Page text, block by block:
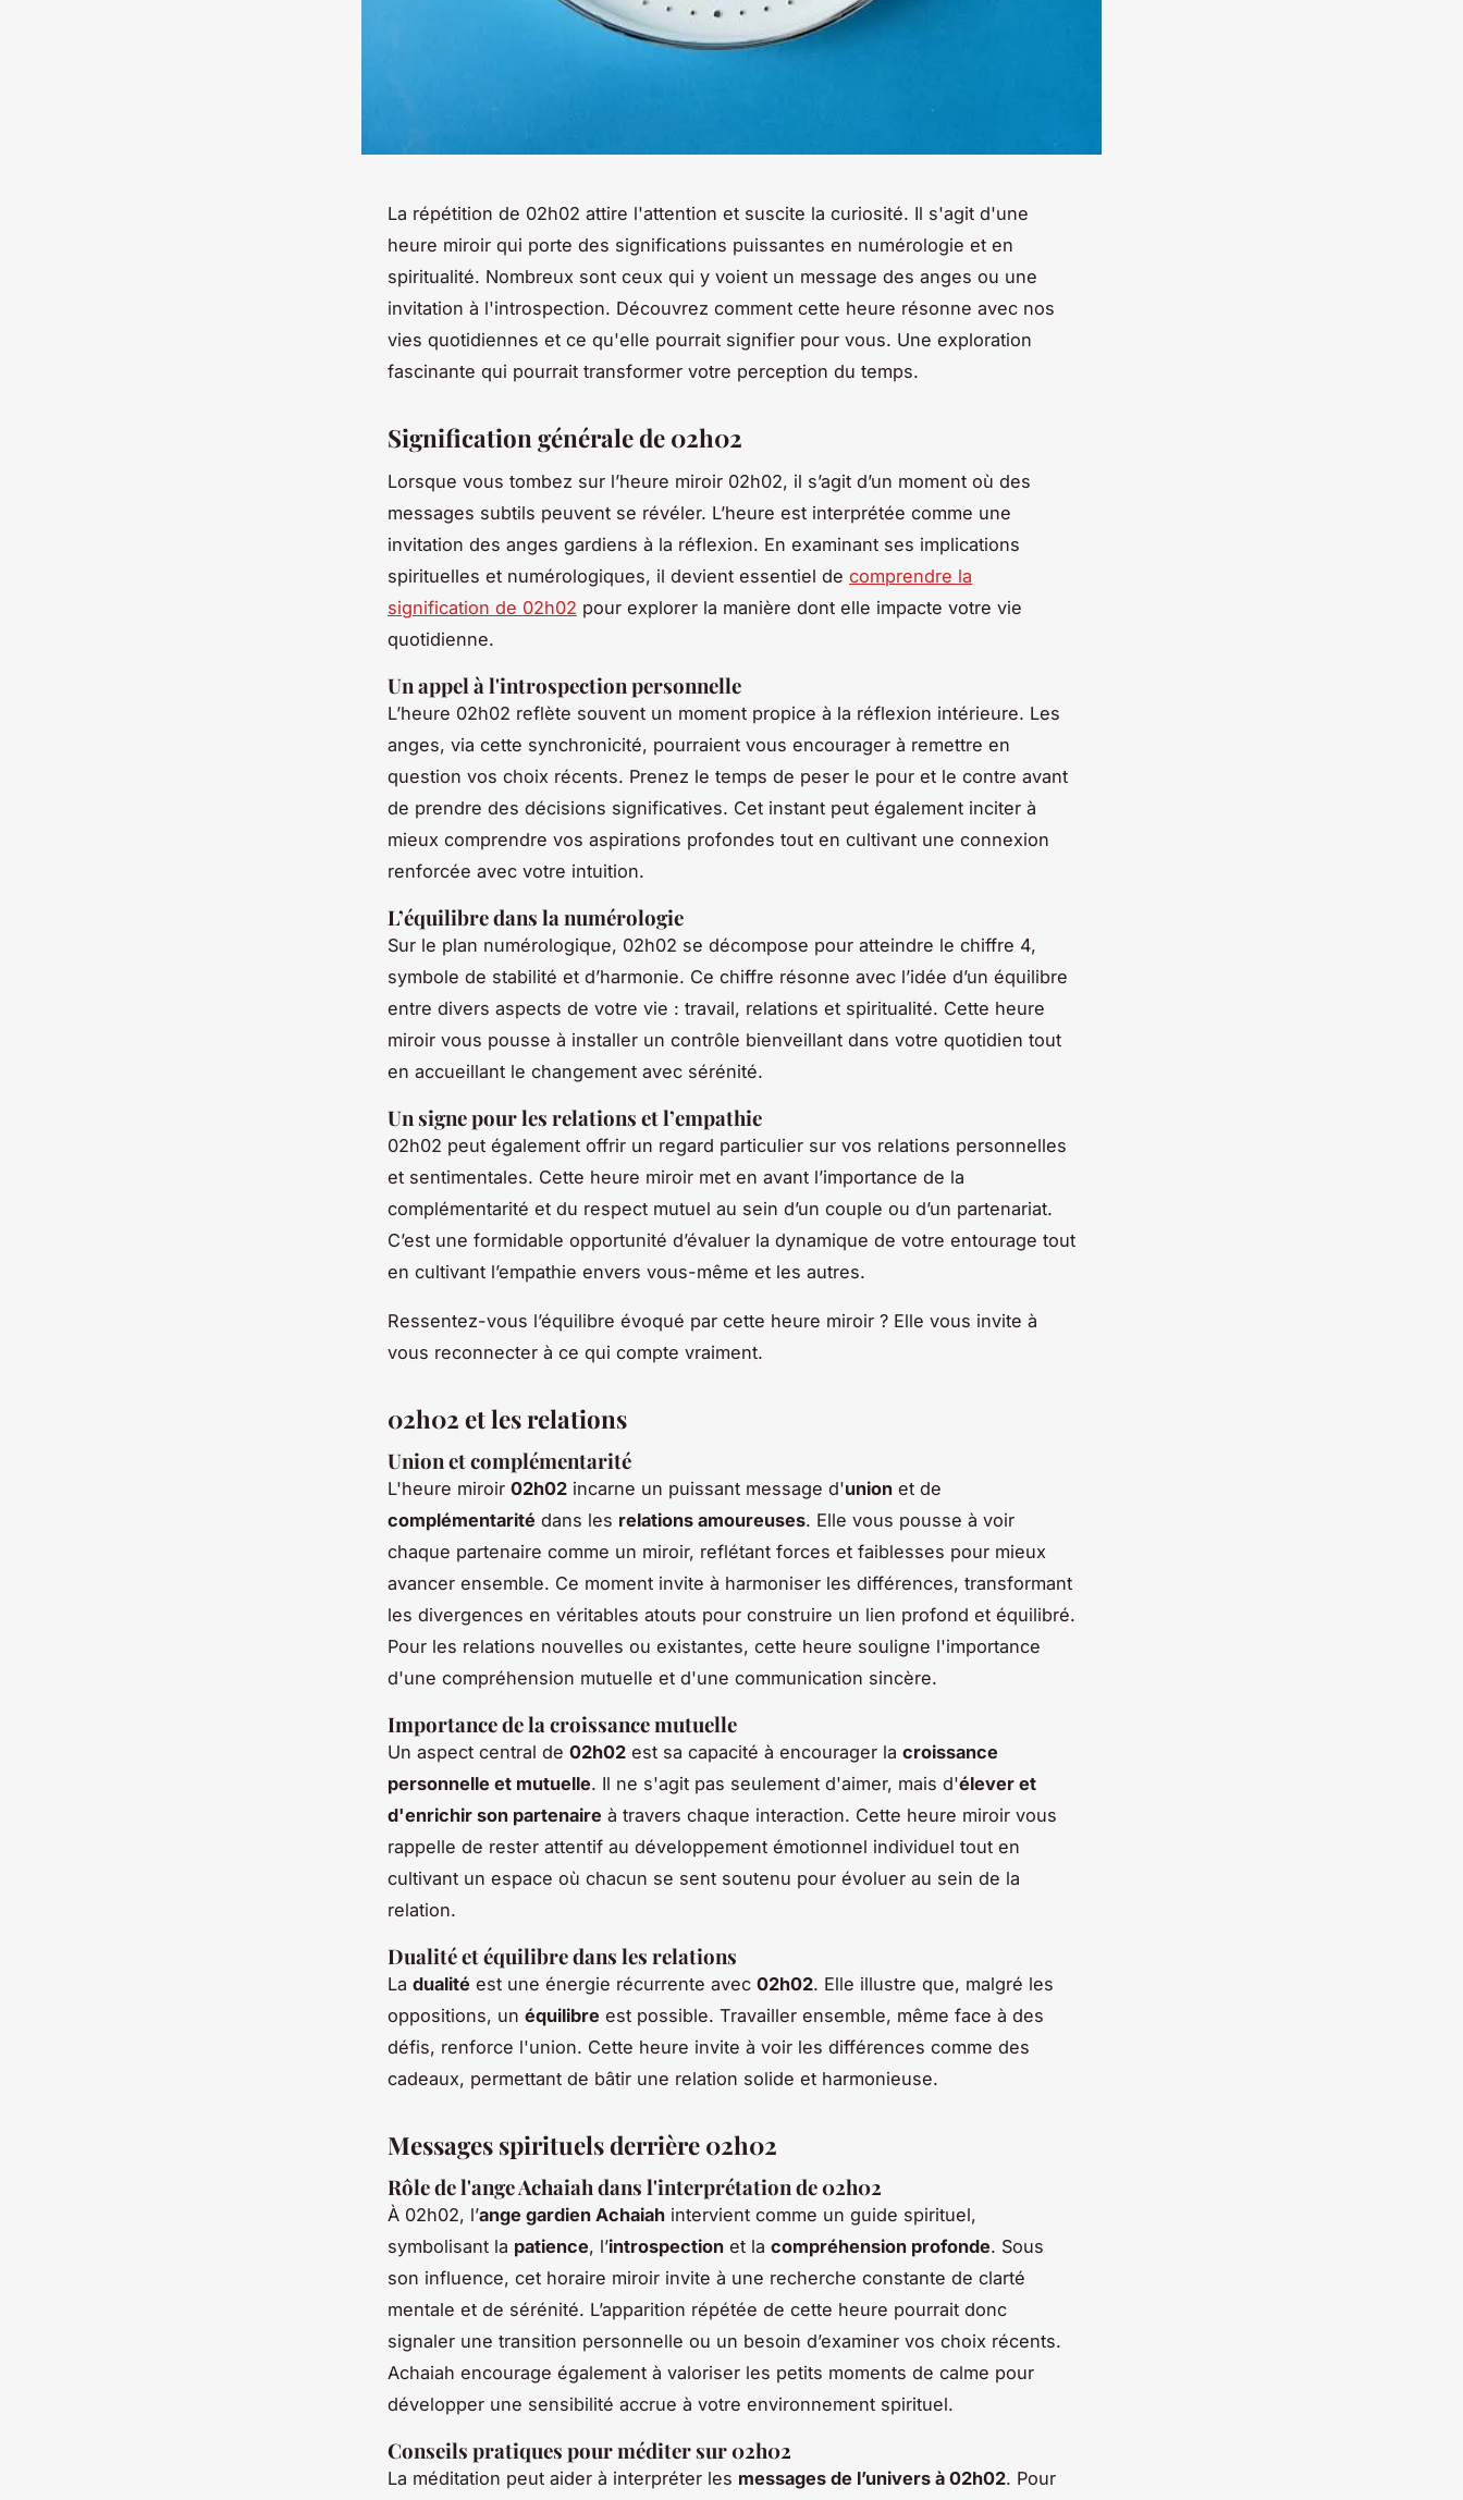
La répétition de 02h02 attire l'attention et suscite la curiosité. Il s'agit d'une
heure miroir qui porte des significations puissantes en numérologie et en
spiritualité. Nombreux sont ceux qui y voient un message des anges ou une
invitation à l'introspection. Découvrez comment cette heure résonne avec nos
vies quotidiennes et ce qu'elle pourrait signifier pour vous. Une exploration
fascinante qui pourrait transformer votre perception du temps.
Signification générale de 02h02
Lorsque vous tombez sur l’heure miroir 02h02, il s’agit d’un moment où des
messages subtils peuvent se révéler. L’heure est interprétée comme une
invitation des anges gardiens à la réflexion. En examinant ses implications
spirituelles et numérologiques, il devient essentiel de comprendre la
signification de 02h02 pour explorer la manière dont elle impacte votre vie
quotidienne.
Un appel à l'introspection personnelle
L’heure 02h02 reflète souvent un moment propice à la réflexion intérieure. Les
anges, via cette synchronicité, pourraient vous encourager à remettre en
question vos choix récents. Prenez le temps de peser le pour et le contre avant
de prendre des décisions significatives. Cet instant peut également inciter à
mieux comprendre vos aspirations profondes tout en cultivant une connexion
renforcée avec votre intuition.
L’équilibre dans la numérologie
Sur le plan numérologique, 02h02 se décompose pour atteindre le chiffre 4,
symbole de stabilité et d’harmonie. Ce chiffre résonne avec l’idée d’un équilibre
entre divers aspects de votre vie : travail, relations et spiritualité. Cette heure
miroir vous pousse à installer un contrôle bienveillant dans votre quotidien tout
en accueillant le changement avec sérénité.
Un signe pour les relations et l’empathie
02h02 peut également offrir un regard particulier sur vos relations personnelles
et sentimentales. Cette heure miroir met en avant l’importance de la
complémentarité et du respect mutuel au sein d’un couple ou d’un partenariat.
C’est une formidable opportunité d’évaluer la dynamique de votre entourage tout
en cultivant l’empathie envers vous-même et les autres.
Ressentez-vous l’équilibre évoqué par cette heure miroir ? Elle vous invite à
vous reconnecter à ce qui compte vraiment.
02h02 et les relations
Union et complémentarité
L'heure miroir 02h02 incarne un puissant message d'union et de
complémentarité dans les relations amoureuses. Elle vous pousse à voir
chaque partenaire comme un miroir, reflétant forces et faiblesses pour mieux
avancer ensemble. Ce moment invite à harmoniser les différences, transformant
les divergences en véritables atouts pour construire un lien profond et équilibré.
Pour les relations nouvelles ou existantes, cette heure souligne l'importance
d'une compréhension mutuelle et d'une communication sincère.
Importance de la croissance mutuelle
Un aspect central de 02h02 est sa capacité à encourager la croissance
personnelle et mutuelle. Il ne s'agit pas seulement d'aimer, mais d'élever et
d'enrichir son partenaire à travers chaque interaction. Cette heure miroir vous
rappelle de rester attentif au développement émotionnel individuel tout en
cultivant un espace où chacun se sent soutenu pour évoluer au sein de la
relation.
Dualité et équilibre dans les relations
La dualité est une énergie récurrente avec 02h02. Elle illustre que, malgré les
oppositions, un équilibre est possible. Travailler ensemble, même face à des
défis, renforce l'union. Cette heure invite à voir les différences comme des
cadeaux, permettant de bâtir une relation solide et harmonieuse.
Messages spirituels derrière 02h02
Rôle de l'ange Achaiah dans l'interprétation de 02h02
À 02h02, l’ange gardien Achaiah intervient comme un guide spirituel,
symbolisant la patience, l’introspection et la compréhension profonde. Sous
son influence, cet horaire miroir invite à une recherche constante de clarté
mentale et de sérénité. L’apparition répétée de cette heure pourrait donc
signaler une transition personnelle ou un besoin d’examiner vos choix récents.
Achaiah encourage également à valoriser les petits moments de calme pour
développer une sensibilité accrue à votre environnement spirituel.
Conseils pratiques pour méditer sur 02h02
La méditation peut aider à interpréter les messages de l’univers à 02h02. Pour